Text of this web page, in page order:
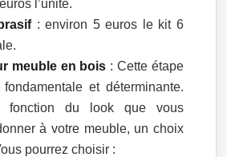
l’unité.
: environ 5 euros le kit 6
meuble en bois : Cette étape
et déterminante.
fonction du look que vous
à votre meuble, un choix
pourrez choisir :